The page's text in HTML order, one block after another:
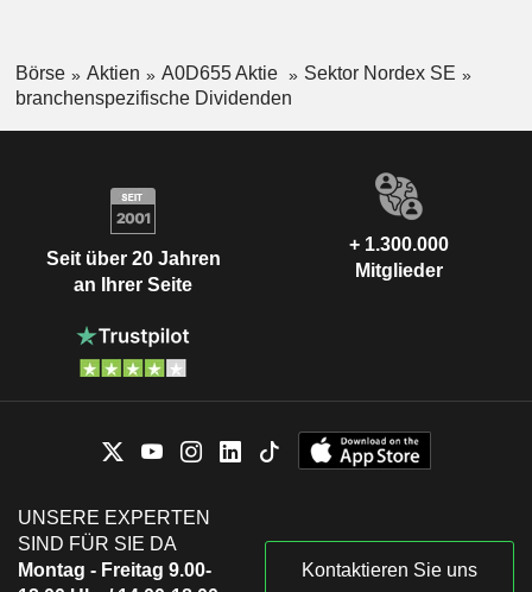
Börse Aktien A0D655 Aktie
Sektor Nordex SE
branchenspezifische Dividenden
Seit über 20 Jahren
an Ihrer Seite
+ 1.300.000
Mitglieder
UNSERE EXPERTEN
SIND FÜR SIE DA
Montag - Freitag 9.00-
Kontaktieren Sie uns